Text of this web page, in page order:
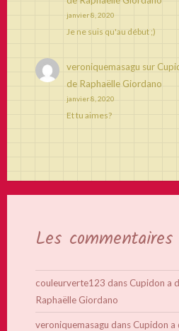
janvier 8, 2020
Je ne suis qu'au début ;)
veroniquemasagu sur
de Raphaëlle Giordano
janvier 8, 2020
Et tu aimes?
Les
couleurverte123 dans Cupidon a
Raphaëlle Giordano
veroniquemasagu dans Cupidon a